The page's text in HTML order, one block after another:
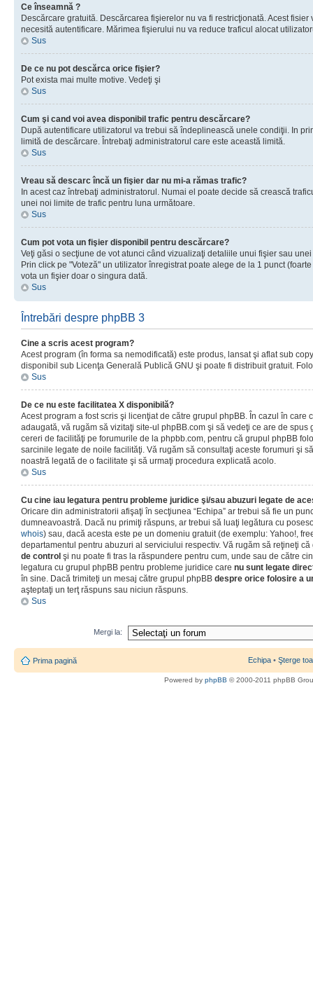
Ce înseamnă ?
Descărcare gratuită. Descărcarea fişierelor nu va fi restricţionată. Acest
necesită autentificare. Mărimea fişierului nu va reduce traficul alocat
Sus
De ce nu pot descărca orice fişier?
Pot exista mai multe motive. Vedeţi şi
Sus
Cum şi cand voi avea disponibil trafic pentru descărcare?
După autentificare utilizatorul va trebui să îndeplinească unele condiţii. In
limită de descărcare. Întrebaţi administratorul care este această limită.
Sus
Vreau să descarc încă un fişier dar nu mi-a rămas trafic?
In acest caz întrebaţi administratorul. Numai el poate decide să crească
unei noi limite de trafic pentru luna următoare.
Sus
Cum pot vota un fişier disponibil pentru descărcare?
Veţi găsi o secţiune de vot atunci când vizualizaţi detaliile unui fişier sau
Prin click pe "Voteză" un utilizator înregistrat poate alege de la 1 punct
vota un fişier doar o singura dată.
Sus
Întrebări despre phpBB 3
Cine a scris acest program?
Acest program (în forma sa nemodificată) este produs, lansat şi aflat sub
disponibil sub Licenţa Generală Publică GNU şi poate fi distribuit gratuit.
Sus
De ce nu este facilitatea X disponibilă?
Acest program a fost scris şi licenţiat de către grupul phpBB. În cazul în care
adaugată, vă rugăm să vizitaţi site-ul phpBB.com şi să vedeţi ce are de
cereri de facilităţi pe forumurile de la phpbb.com, pentru că grupul phpBB
sarcinile legate de noile facilităţi. Vă rugăm să consultaţi aceste forumuri şi
noastră legată de o facilitate şi să urmaţi procedura explicată acolo.
Sus
Cu cine iau legatura pentru probleme juridice şi/sau abuzuri legate de
Oricare din administratorii afişaţi în secţiunea “Echipa” ar trebui să fie un
dumneavoastră. Dacă nu primiţi răspuns, ar trebui să luaţi legătura cu
whois) sau, dacă acesta este pe un domeniu gratuit (de exemplu: Yahoo!,
departamentul pentru abuzuri al serviciului respectiv. Vă rugăm să reţineţi
de control şi nu poate fi tras la răspundere pentru cum, unde sau de către
legatura cu grupul phpBB pentru probleme juridice care nu sunt legate
în sine. Dacă trimiteţi un mesaj către grupul phpBB despre orice folosire a
aşteptaţi un terţ răspuns sau niciun răspuns.
Sus
Mergi la:
Prima pagină Echipa • Şterge
Powered by phpBB © 2000-2011 phpBB